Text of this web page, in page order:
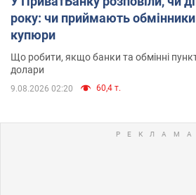
року: чи приймають обмінники
купюри
Що робити, якщо банки та обмінні
долари
9.08.2026 02:20 60,4 т.